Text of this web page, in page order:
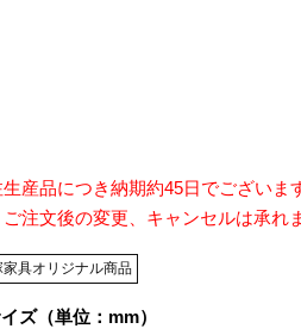
生産品につき納期約45日でございま
ご注文後の変更、キャンセルは承れ
家具オリジナル商品
ズ（単位：mm）